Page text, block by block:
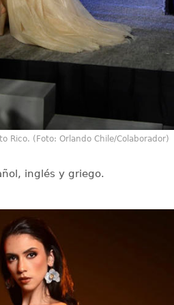
Rico. (Foto: Orlando Chile/Colaborador)
inglés y griego.